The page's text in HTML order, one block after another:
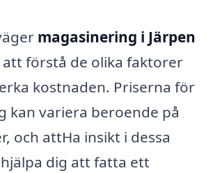
magasinering i Järpen
förstå de olika faktorer
kostnaden. Priserna för
kan variera beroende på
och attHa insikt i dessa
dig att fatta ett